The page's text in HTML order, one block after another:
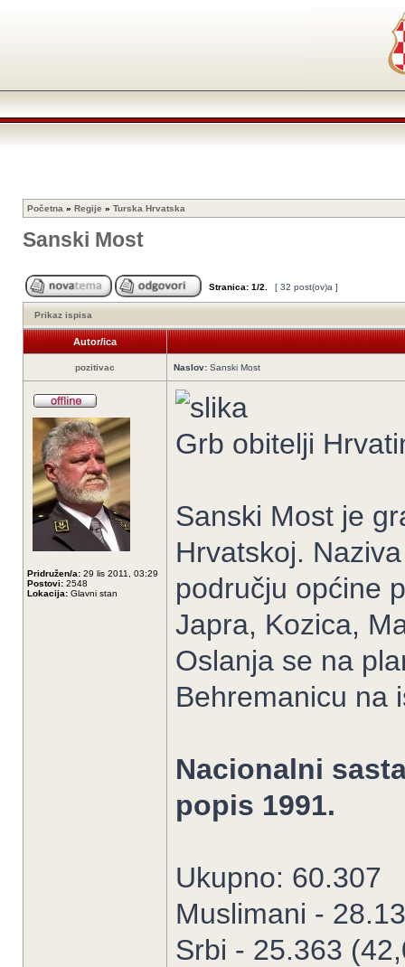
Početna » Regije » Turska Hrvatska
Sanski Most
Stranica: 1/2 [ 32 post(ov)a ]
Prikaz ispisa
Autor/ica
pozitivac Naslov: Sanski Most
Pridružen/a: 29 lis 2011, 03:29
Postovi: 2548
Lokacija: Glavni stan
Grb obitelji
Sanski Most je
Hrvatskoj.
području općine
Japra, Kozica,
Oslanja se na
Behremanicu na
Nacionalni
popis 1991.
Ukupno: 60.307
Muslimani -
Srbi - 25.363